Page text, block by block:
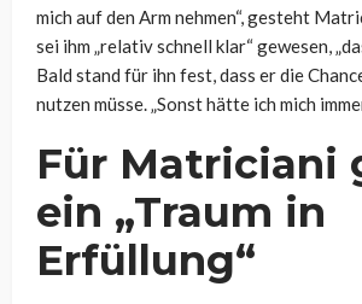
mich auf den Arm nehmen“, gesteht
sei ihm „relativ schnell klar“ gewesen,
Bald stand für ihn fest, dass er die
nutzen müsse. „Sonst hätte ich mich
Für Matriciani
ein „Traum in
Erfüllung“